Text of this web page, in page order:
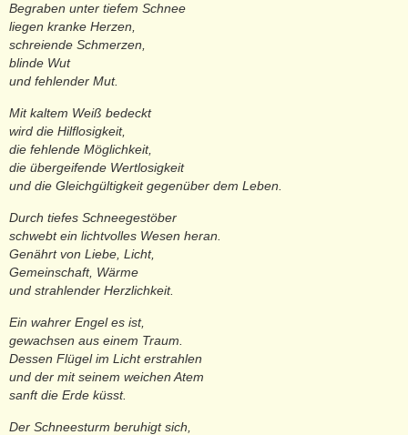
Begraben unter tiefem Schnee
liegen kranke Herzen,
schreiende Schmerzen,
blinde Wut
und fehlender Mut.
Mit kaltem Weiß bedeckt
wird die Hilflosigkeit,
die fehlende Möglichkeit,
die übergeifende Wertlosigkeit
und die Gleichgültigkeit gegenüber dem Leben.
Durch tiefes Schneegestöber
schwebt ein lichtvolles Wesen heran.
Genährt von Liebe, Licht,
Gemeinschaft, Wärme
und strahlender Herzlichkeit.
Ein wahrer Engel es ist,
gewachsen aus einem Traum.
Dessen Flügel im Licht erstrahlen
und der mit seinem weichen Atem
sanft die Erde küsst.
Der Schneesturm beruhigt sich,